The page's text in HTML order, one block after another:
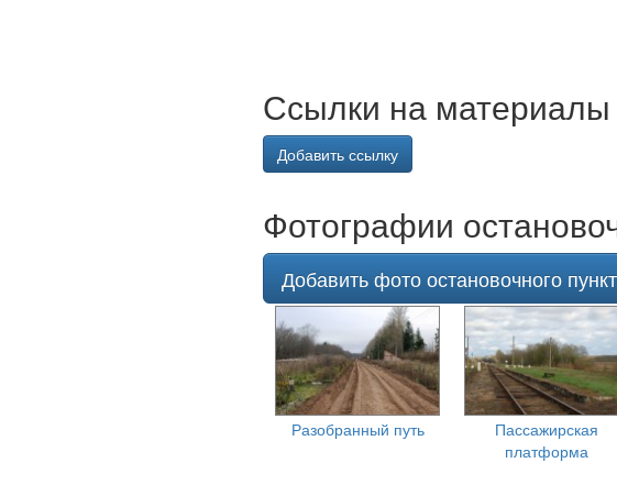
Ссылки на материалы
Добавить ссылку
Фотографии
Добавить фото остановочного
Разобранный путь
Пассажирская
платформа